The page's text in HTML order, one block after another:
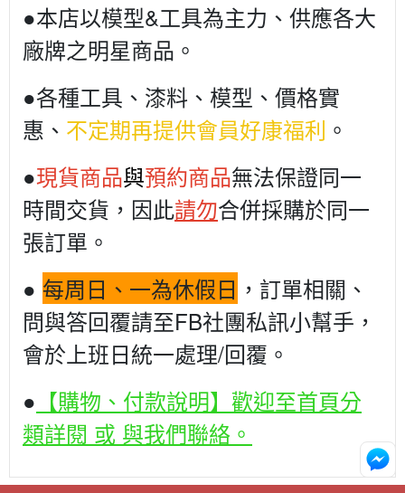
●本店以模型&工具為主力、供應各大
廠牌之明星商品。
●各種工具、漆料、模型、價格實
惠、 不定期再提供會員好康福利 。
●現貨商品與預約商品無法保證同一
時間交貨，因此請勿合併採購於同一
張訂單。
● 每周日、一為休假日 ，訂單相關、
問與答回覆請至FB社團私訊小幫手，
會於上班日統一處理/回覆。
● 【購物、付款說明】歡迎至首頁分
類詳閱 或 與我們聯絡。